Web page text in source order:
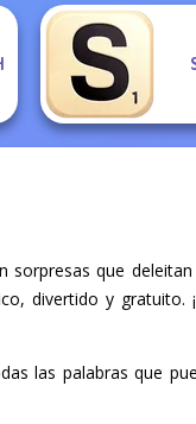
que
divertido y
las palabras que